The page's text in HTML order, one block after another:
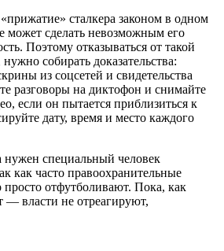
сталкера законом в одном
может сделать невозможным его
Поэтому отказываться от такой
собирать доказательства:
из соцсетей и свидетельства
разговоры на диктофон и снимайте
если он пытается приблизиться к
дату, время и место каждого
специальный человек
как часто правоохранительные
просто отфутболивают. Пока, как
— власти не отреагируют,